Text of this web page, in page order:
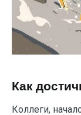
Как
Коллеги,